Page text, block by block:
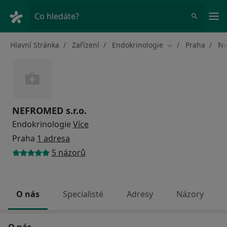
Co hledáte?
Hlavní Stránka Zařízení Endokrinologie Změna města
Praha
NEFROMED s.r.o.
Endokrinologie Více
Praha 1 adresa
5 názorů
O nás Specialisté Adresy Názory